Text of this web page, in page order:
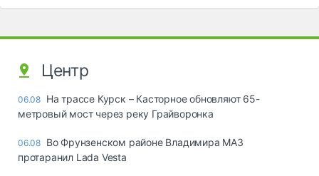
Центр
06.08 На трассе Курск – Касторное обновляют 65-
метровый мост через реку Грайворонка
06.08 Во Фрунзенском районе Владимира МАЗ
протаранил Lada Vesta